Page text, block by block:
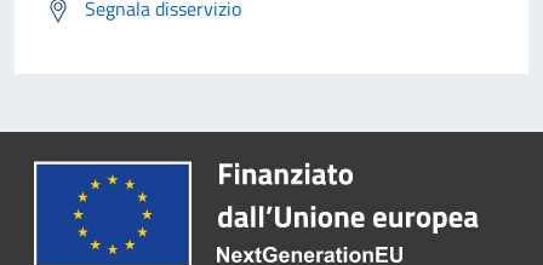
Segnala disservizio